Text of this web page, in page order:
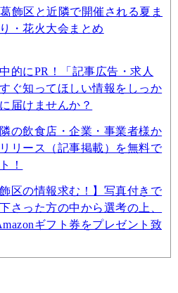
葛飾区と近隣で開催される夏ま
・花火大会まとめ
的にPR！「記事広告・求人
ぐ知ってほしい情報をしっか
届けませんか？
の飲食店・企業・事業者様か
リース（記事掲載）を無料で
！
飾区の情報求む！】写真付きで
さった方の中から選考の上、
ギフト券をプレゼント致